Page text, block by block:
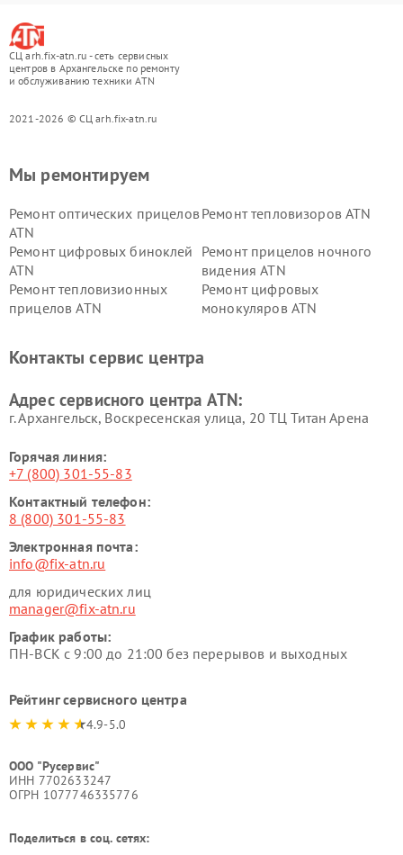
СЦ arh.fix-atn.ru - сеть сервисных
центров в Архангельске по ремонту
и обслуживанию техники ATN
2021-2026 © СЦ arh.fix-atn.ru
Мы ремонтируем
Ремонт оптических прицелов
ATN
Ремонт тепловизоров ATN
Ремонт цифровых биноклей
ATN
Ремонт прицелов ночного
видения ATN
Ремонт тепловизионных
прицелов ATN
Ремонт цифровых
монокуляров ATN
Контакты сервис центра
Адрес сервисного центра ATN:
г. Архангельск, Воскресенская улица, 20 ТЦ Титан Арена
Горячая линия:
+7 (800) 301-55-83
Контактный телефон:
8 (800) 301-55-83
Электронная почта:
info@fix-atn.ru
для юридических лиц
manager@fix-atn.ru
График работы:
ПН-ВСК с 9:00 до 21:00 без перерывов и выходных
Рейтинг сервисного центра
4.9-5.0
ООО "Русервис"
ИНН 7702633247
ОГРН 1077746335776
Поделиться в соц. сетях: